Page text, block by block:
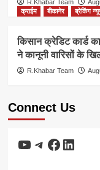
R.Khabar Team
क्राईम
बीकानेर ब्रेकिंग
किसान क्रेडिट कार्ड
ने कानूनी वारिसों के
R.Khabar Team
Connect Us
YouTube
Telegram
Facebook